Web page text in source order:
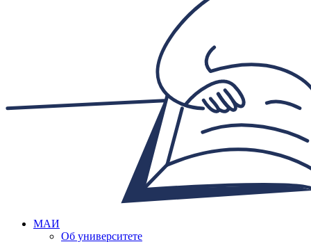
МАИ
Об университете